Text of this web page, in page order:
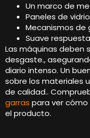
Un marco de
Paneles de
Mecanismos de
Suave
Las máquinas deben
desgaste.,
diario intenso. Un
sobre los materiales
de calidad..
garras para ver
el producto.